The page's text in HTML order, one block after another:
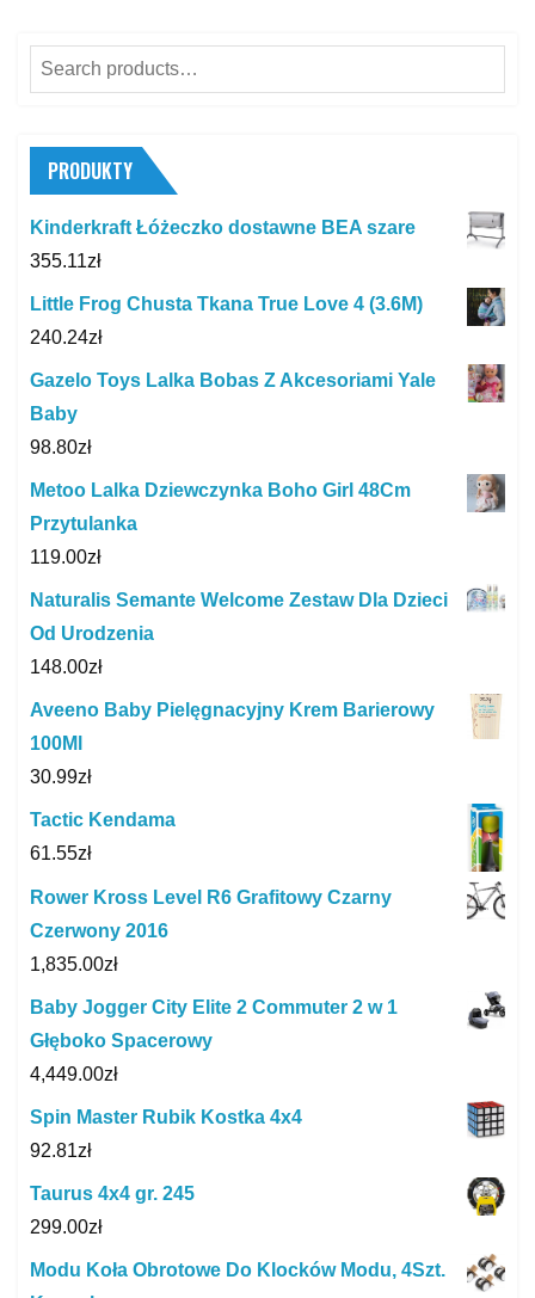
Search
for:
PRODUKTY
Kinderkraft Łóżeczko dostawne BEA szare
355.11zł
Little Frog Chusta Tkana True Love 4 (3.6M)
240.24zł
Gazelo Toys Lalka Bobas Z Akcesoriami Yale
Baby
98.80zł
Metoo Lalka Dziewczynka Boho Girl 48Cm
Przytulanka
119.00zł
Naturalis Semante Welcome Zestaw Dla Dzieci
Od Urodzenia
148.00zł
Aveeno Baby Pielęgnacyjny Krem Barierowy
100Ml
30.99zł
Tactic Kendama
61.55zł
Rower Kross Level R6 Grafitowy Czarny
Czerwony 2016
1,835.00zł
Baby Jogger City Elite 2 Commuter 2 w 1
Głęboko Spacerowy
4,449.00zł
Spin Master Rubik Kostka 4x4
92.81zł
Taurus 4x4 gr. 245
299.00zł
Modu Koła Obrotowe Do Klocków Modu, 4Szt.